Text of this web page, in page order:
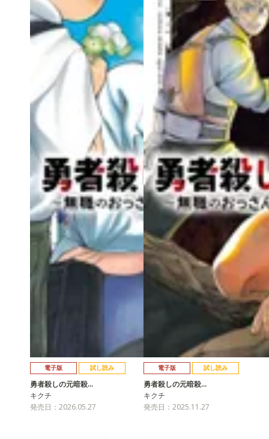
電子版 試し読み
勇者殺しの元暗殺…
キクチ
発売日：2026.05.27
電子版 試し読み
勇者殺しの元暗殺…
キクチ
発売日：2025.11.27